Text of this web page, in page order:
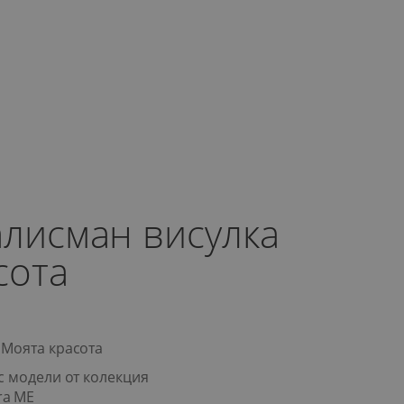
висулка
красота
модели от колекция
ME